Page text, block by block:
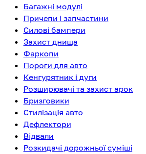
Багажні модулі
Причепи і запчастини
Силові бампери
Захист днища
Фаркопи
Пороги для авто
Кенгурятник і дуги
Розширювачі та захист арок
Бризговики
Стилізація авто
Дефлектори
Відвали
Розкидачі дорожньої суміші